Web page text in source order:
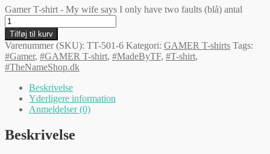
Gamer T-shirt - My wife says I only have two faults (blå) antal
Tilføj til kurv
Varenummer (SKU): TT-501-6 Kategori: GAMER T-shirts Tags:
#Gamer, #GAMER T-shirt, #MadeByTF, #T-shirt,
#TheNameShop.dk
Beskrivelse
Yderligere information
Anmeldelser (0)
Beskrivelse